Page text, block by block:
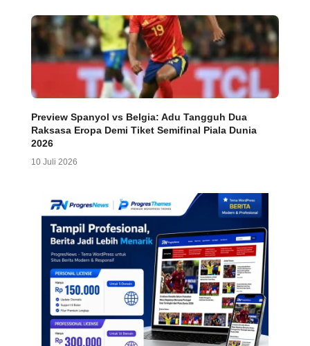
Preview Spanyol vs Belgia: Adu Tangguh Dua
Raksasa Eropa Demi Tiket Semifinal Piala Dunia
2026
10 Juli 2026